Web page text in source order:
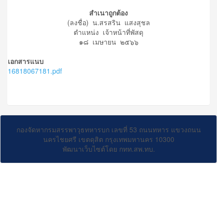
สำเนาถูกต้อง
(ลงชื่อ) น.สรสริน แสงสุชล
ตำแหน่ง เจ้าหน้าที่พัสดุ
๑๘ เมษายน ๒๕๖๖
เอกสารแนบ
16818067181.pdf
กองจัดหากรมสรรพาวุธทหารบก เลขที่ 53 ถนนทหาร แขวงถนน
นครไชยศรี เขตดุสิต กรุงเทพมหานคร 10300
พัฒนาเว็บไซต์โดย กทท.สพ.ทบ.